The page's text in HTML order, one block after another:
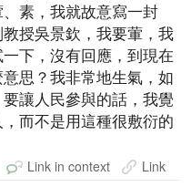
素，我就故意寫一封
授吳景欽，我要葷，我
下，沒有回應，到現在
思？我非常地生氣，如
讓人民參與的話，我覺
而不是用這種很敷衍的
Link in context Link